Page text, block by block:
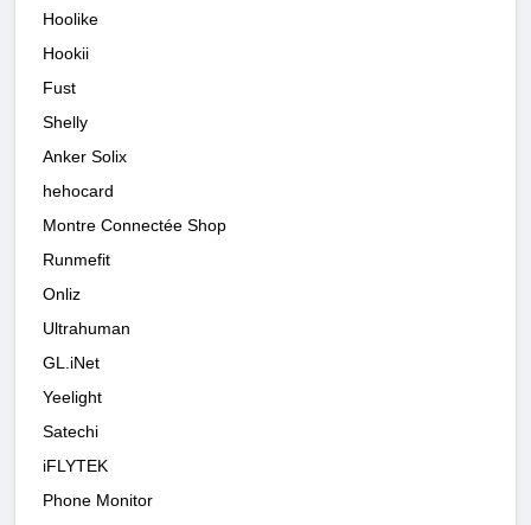
Hoolike
Hookii
Fust
Shelly
Anker Solix
hehocard
Montre Connectée Shop
Runmefit
Onliz
Ultrahuman
GL.iNet
Yeelight
Satechi
iFLYTEK
Phone Monitor